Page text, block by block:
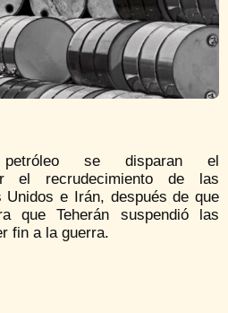
se disparan el
el recrudecimiento de las
Unidos e Irán, después de que
que Teherán suspendió las
fin a la guerra.